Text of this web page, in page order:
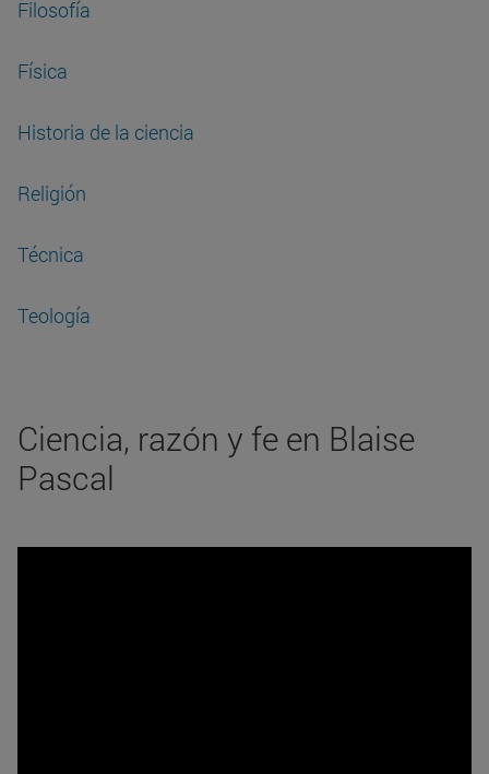
Filosofía
Física
Historia de la ciencia
Religión
Técnica
Teología
Ciencia, razón y fe en Blaise
Pascal